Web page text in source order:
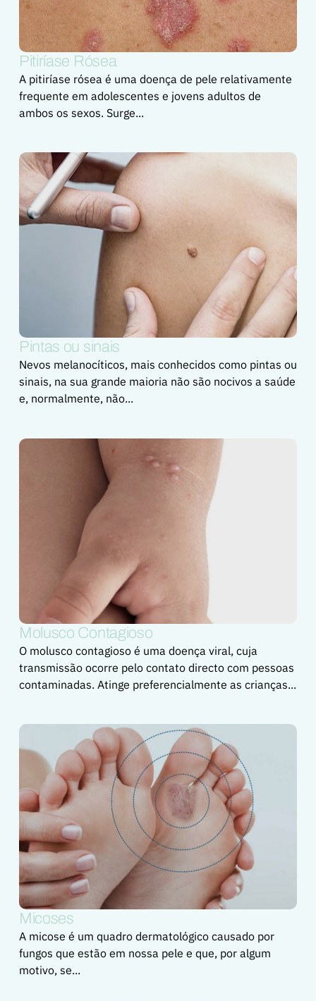
Pitiríase Rósea
A pitiríase rósea é uma doença de pele relativamente
frequente em adolescentes e jovens adultos de
ambos os sexos. Surge...
Pintas ou sinais
Nevos melanocíticos, mais conhecidos como pintas ou
sinais, na sua grande maioria não são nocivos a saúde
e, normalmente, não...
Molusco Contagioso
O molusco contagioso é uma doença viral, cuja
transmissão ocorre pelo contato directo com pessoas
contaminadas. Atinge preferencialmente as crianças...
Micoses
A micose é um quadro dermatológico causado por
fungos que estão em nossa pele e que, por algum
motivo, se...